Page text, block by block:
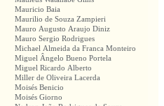
Mauricio Baia
Maurilio de Souza Zampieri
Mauro Augusto Araujo Diniz
Mauro Sergio Rodrigues
Michael Almeida da Franca Monteiro
Miguel Ângelo Bueno Portela
Miguel Ricardo Alberto
Miller de Oliveira Lacerda
Moisés Benicio
Moisés Giorno